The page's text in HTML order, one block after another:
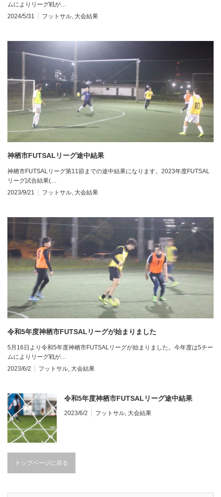
ムによりリーグ戦が…
2024/5/31
フットサル 大会結果
神栖市FUTSALリーグ途中結果
神栖市FUTSALリーグ第11節までの途中結果になります。2023年度FUTSAL
リーグ試合結果(…
2023/9/21
フットサル, 大会結果
令和5年度神栖市FUTSALリーグが始まりました
5月16日より令和5年度神栖市FUTSALリーグが始まりました。今年度は5チー
ムによりリーグ戦が…
2023/6/2
フットサル, 大会結果
令和5年度神栖市FUTSALリーグ途中結果
2023/6/2 フットサル, 大会結果
トップページに戻る